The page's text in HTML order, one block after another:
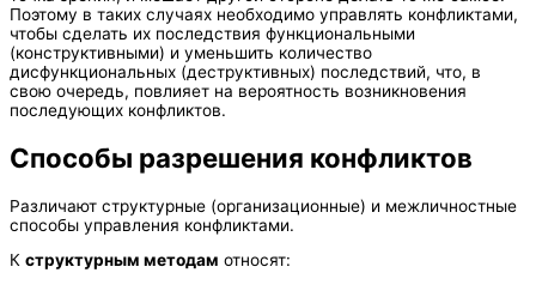
Поэтому в таких случаях необходимо управлять конфликтами,
чтобы сделать их последствия функциональными
(конструктивными) и уменьшить количество
дисфункциональных (деструктивных) последствий, что, в
свою очередь, повлияет на вероятность возникновения
последующих конфликтов.
Способы разрешения конфликтов
Различают структурные (организационные) и межличностные
способы управления конфликтами.
К структурным методам относят: